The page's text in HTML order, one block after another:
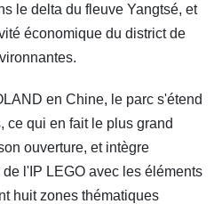
le delta du fleuve Yangtsé, et
économique du district de
en Chine, le parc s'étend
ce qui en fait le plus grand
ouverture, et intègre
l'IP LEGO avec les éléments
huit zones thématiques